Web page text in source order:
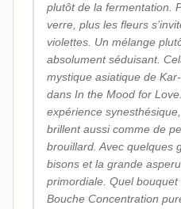
plutôt de la fermentation.
verre, plus les fleurs
violettes. Un mélange
absolument séduisant.
mystique asiatique de
dans In the Mood for
expérience
brillent aussi comme de
brouillard. Avec quelques
bisons et la grande
primordiale. Quel
Bouche Concentration